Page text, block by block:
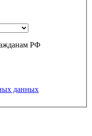
РФ
данных